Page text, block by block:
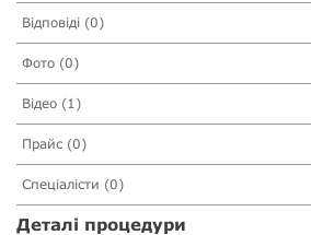
Відповіді (0)
Фото (0)
Відео (1)
Прайс (0)
Спеціалісти (0)
Деталі процедури